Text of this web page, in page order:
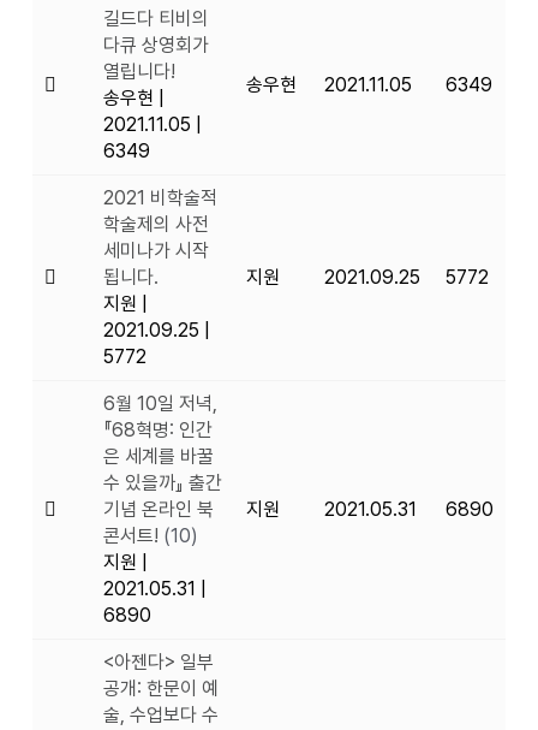
길드다 티비의
다큐 상영회가
열립니다!
송우현
2021.11.05
6349
송우현 2021.11.05 6349
2021 비학술적
학술제의 사전
세미나가 시작
됩니다.
지원
2021.09.25
5772
지원 2021.09.25 5772
6월 10일 저녁,
『68혁명: 인간
은 세계를 바꿀
수 있을까』 출간
기념 온라인 북
콘서트! (10)
지원
2021.05.31
6890
지원 2021.05.31 6890
<아젠다> 일부
공개: 한문이 예
술, 수업보다 수